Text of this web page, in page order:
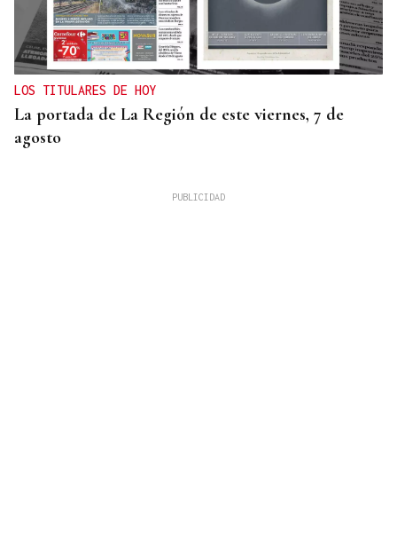
LOS TITULARES DE HOY
La portada de La Región de este viernes, 7 de
agosto